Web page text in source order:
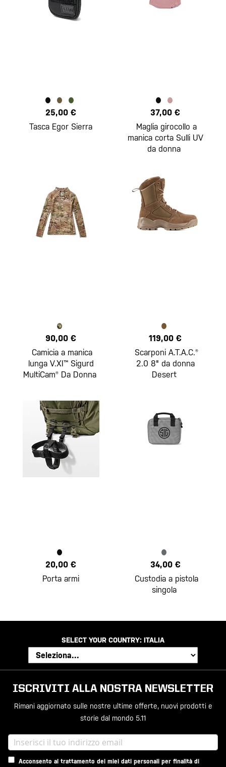
25,00 €
Tasca Egor Sierra
37,00 €
Maglia girocollo a
manica corta Sulli UV
da donna
90,00 €
Camicia a manica
lunga V.XI™ Sigurd
MultiCam® Da Donna
119,00 €
Scarponi A.T.A.C.®
2.0 8" da donna
Desert
20,00 €
Porta armi
34,00 €
Custodia a pistola
singola
SELECT YOUR COUNTRY: ITALIA
ISCRIVITI ALLA NOSTRA NEWSLETTER
Rimani aggiornato sulle nostre ultime offerte, nuovi prodotti e
storie dal mondo 5.11
Acconsento al trattamento dei miei dati personali per finalità di